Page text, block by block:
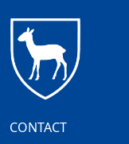
CONTACT